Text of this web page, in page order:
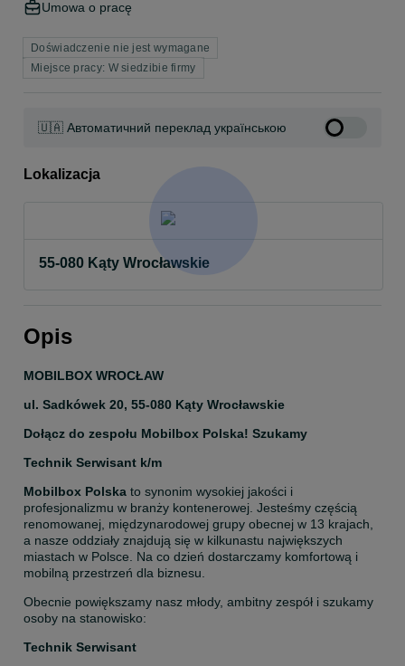
Umowa o pracę
Doświadczenie nie jest wymagane
Miejsce pracy: W siedzibie firmy
🇺🇦 Автоматичний переклад українською
Lokalizacja
55-080 Kąty Wrocławskie
Opis
MOBILBOX WROCŁAW
ul. Sadkówek 20, 55-080 Kąty Wrocławskie
Dołącz do zespołu Mobilbox Polska! Szukamy
Technik Serwisant k/m
Mobilbox Polska to synonim wysokiej jakości i
profesjonalizmu w branży kontenerowej. Jesteśmy częścią
renomowanej, międzynarodowej grupy obecnej w 13 krajach,
a nasze oddziały znajdują się w kilkunastu największych
miastach w Polsce. Na co dzień dostarczamy komfortową i
mobilną przestrzeń dla biznesu.
Obecnie powiększamy nasz młody, ambitny zespół i szukamy
osoby na stanowisko:
Technik Serwisant